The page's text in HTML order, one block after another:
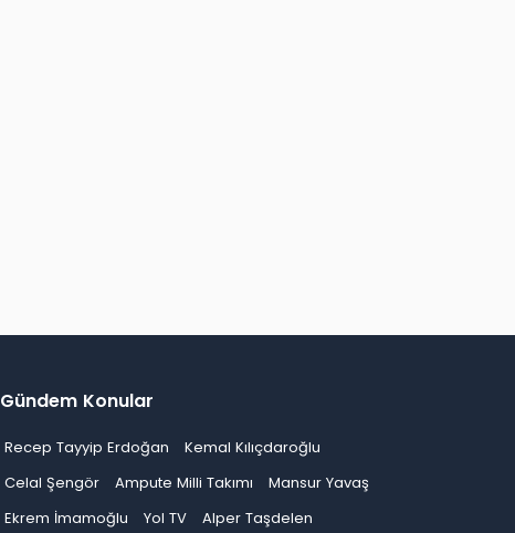
Gündem Konular
Recep Tayyip Erdoğan
Kemal Kılıçdaroğlu
Celal Şengör
Ampute Milli Takımı
Mansur Yavaş
Ekrem İmamoğlu
Yol TV
Alper Taşdelen